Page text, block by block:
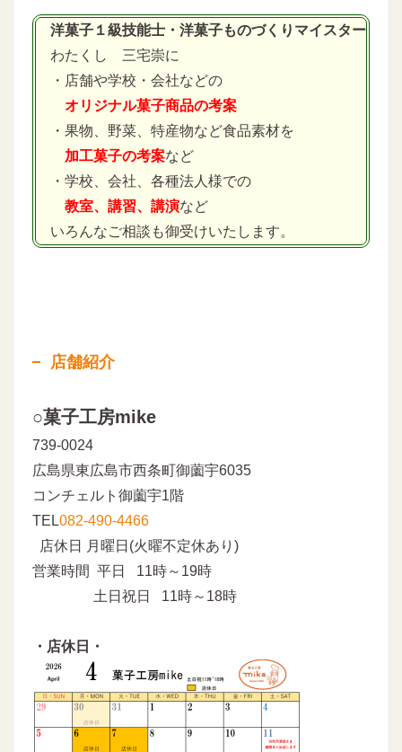
洋菓子１級技能士・洋菓子ものづくりマイスター
わたくし 三宅崇に
・店舗や学校・会社などの
オリジナル菓子商品の考案
・果物、野菜、特産物など食品素材を
加工菓子の考案など
・学校、会社、各種法人様での
教室、講習、講演など
いろんなご相談も御受けいたします。
店舗紹介
○菓子工房mike
739-0024
広島県東広島市西条町御薗宇6035
コンチェルト御薗宇1階
TEL082-490-4466
店休日 月曜日(火曜不定休あり)
営業時間 平日 11時～19時
土日祝日 11時～18時
・店休日・